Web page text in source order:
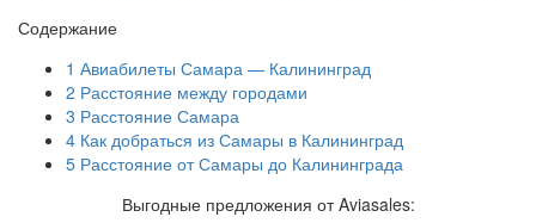
Содержание
1 Авиабилеты Самара — Калининград
2 Расстояние между городами
3 Расстояние Самара
4 Как добраться из Самары в Калининград
5 Расстояние от Самары до Калининграда
Выгодные предложения от Aviasales: